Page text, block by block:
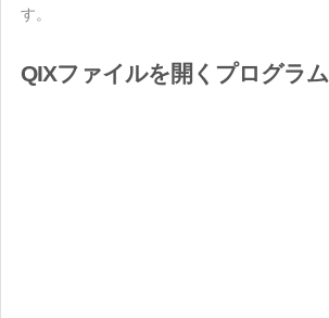
す。
QIXファイルを開くプログラム